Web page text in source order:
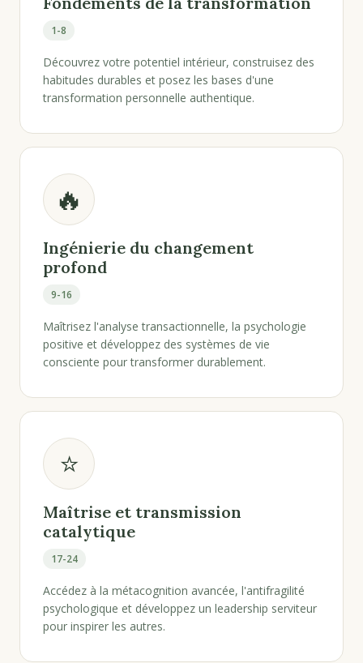
1-8
Découvrez votre potentiel intérieur, construisez des
habitudes durables et posez les bases d'une
transformation personnelle authentique.
🔥
Ingénierie du changement
profond
9-16
Maîtrisez l'analyse transactionnelle, la psychologie
positive et développez des systèmes de vie
consciente pour transformer durablement.
⭐
Maîtrise et transmission
catalytique
17-24
Accédez à la métacognition avancée, l'antifragilité
psychologique et développez un leadership serviteur
pour inspirer les autres.